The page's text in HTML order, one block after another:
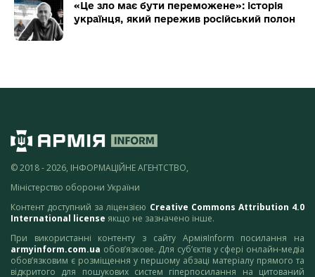
«Це зло має бути переможене»: історія
українця, який пережив російський полон
© 2018 - 2026, ІНФОРМАЦІЙНЕ АГЕНТСТВО,
Міністерство оборони України
Контент доступний за ліцензією Creative Commons Attribution 4.0
International license якщо не зазначено інше.
При використанні контенту з сайту АрміяInform посилання на
armyinform.com.ua обов’язкове. Для суб’єктів у сфері онлайн-медіа
обов’язковим є розміщення у першому абзаці матеріалу прямого та
відкритого для пошукових систем гіперпосилання на цитований